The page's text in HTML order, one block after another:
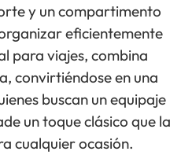
y un compartimento
eficientemente
para viajes, combina
convirtiéndose en una
buscan un equipaje
un toque clásico que la
cualquier ocasión.